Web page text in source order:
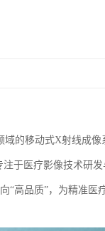
的移动式X射线成像
于医疗影像技术研
“高品质”，为精准医